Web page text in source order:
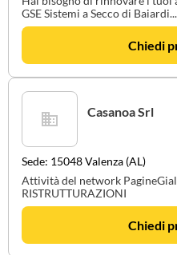
GSE Sistemi a Secco di Baiardi...
Chiedi
Casanoa Srl
Sede: 15048 Valenza (AL)
Attività del network
RISTRUTTURAZIONI
Chiedi